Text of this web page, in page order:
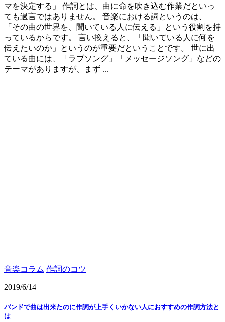
マを決定する」 作詞とは、曲に命を吹き込む作業だといっ
ても過言ではありません。 音楽における詞というのは、
「その曲の世界を、聞いている人に伝える」という役割を持
っているからです。 言い換えると、「聞いている人に何を
伝えたいのか」というのが重要だということです。 世に出
ている曲には、「ラブソング」「メッセージソング」などの
テーマがありますが、まず ...
音楽コラム 作詞のコツ
2019/6/14
バンドで曲は出来たのに作詞が上手くいかない人におすすめの作詞方法と
は